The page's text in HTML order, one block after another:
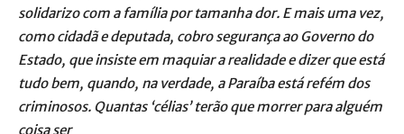
solidarizo com a família por tamanha dor. E mais uma vez,
como cidadã e deputada, cobro segurança ao Governo do
Estado, que insiste em maquiar a realidade e dizer que está
tudo bem, quando, na verdade, a Paraíba está refém dos
criminosos. Quantas ‘célias’ terão que morrer para alguém
coisa ser